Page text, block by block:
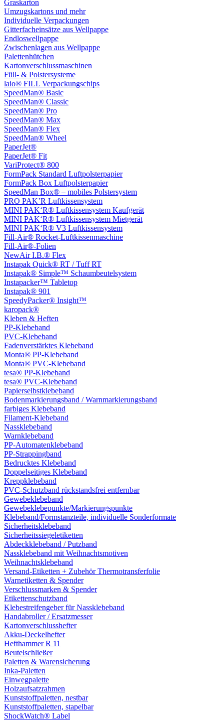
Graskarton
Umzugskartons und mehr
Individuelle Verpackungen
Gitterfacheinsätze aus Wellpappe
Endloswellpappe
Zwischenlagen aus Wellpappe
Palettenhütchen
Kartonverschlussmaschinen
Füll- & Polstersysteme
laio® FILL Verpackungschips
SpeedMan® Basic
SpeedMan® Classic
SpeedMan® Pro
SpeedMan® Max
SpeedMan® Flex
SpeedMan® Wheel
PaperJet®
PaperJet® Fit
VariProtect® 800
FormPack Standard Luftpolsterpapier
FormPack Box Luftpolsterpapier
SpeedMan Box® – mobiles Polstersystem
PRO PAK’R Luftkissensystem
MINI PAK‘R® Luftkissensystem Kaufgerät
MINI PAK‘R® Luftkissensystem Mietgerät
MINI PAK‘R® V3 Luftkissensystem
Fill-Air® Rocket-Luftkissenmaschine
Fill-Air®-Folien
NewAir I.B.® Flex
Instapak Quick® RT / Tuff RT
Instapak® Simple™ Schaumbeutelsystem
Instapacker™ Tabletop
Instapak® 901
SpeedyPacker® Insight™
karopack®
Kleben & Heften
PP-Klebeband
PVC-Klebeband
Fadenverstärktes Klebeband
Monta® PP-Klebeband
Monta® PVC-Klebeband
tesa® PP-Klebeband
tesa® PVC-Klebeband
Papierselbstklebeband
Bodenmarkierungsband / Warnmarkierungsband
farbiges Klebeband
Filament-Klebeband
Nassklebeband
Warnklebeband
PP-Automatenklebeband
PP-Strappingband
Bedrucktes Klebeband
Doppelseitiges Klebeband
Kreppklebeband
PVC-Schutzband rückstandsfrei entfernbar
Gewebeklebeband
Gewebeklebepunkte/Markierungspunkte
Klebeband/Formstanzteile, individuelle Sonderformate
Sicherheitsklebeband
Sicherheitssiegeletiketten
Abdeckklebeband / Putzband
Nassklebeband mit Weihnachtsmotiven
Weihnachtsklebeband
Versand-Etiketten + Zubehör Thermotransferfolie
Warnetiketten & Spender
Verschlussmarken & Spender
Etikettenschutzband
Klebestreifengeber für Nassklebeband
Handabroller / Ersatzmesser
Kartonverschlusshefter
Akku-Deckelhefter
Hefthammer R 11
Beutelschließer
Paletten & Warensicherung
Inka-Paletten
Einwegpalette
Holzaufsatzrahmen
Kunststoffpaletten, nestbar
Kunststoffpaletten, stapelbar
ShockWatch® Label